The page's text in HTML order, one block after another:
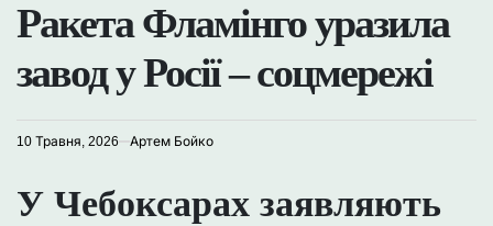
Ракета Фламінго уразила
завод у Росії – соцмережі
10 Травня, 2026 Артем Бойко
У Чебоксарах заявляють